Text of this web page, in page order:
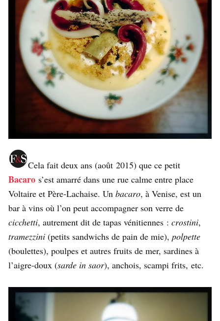
Cela fait deux ans (août 2015) que ce petit
Bacaro s’est amarré dans une rue calme entre place
Voltaire et Père-Lachaise. Un bacaro, à Venise, est un
bar à vins où l’on peut accompagner son verre de
cicchetti, autrement dit de tapas vénitiennes : crostini,
tramezzini (petits sandwichs de pain de mie), polpette
(boulettes), poulpes et autres fruits de mer, sardines à
l’aigre-doux (sarde in saor), anchois, scampi frits, etc.